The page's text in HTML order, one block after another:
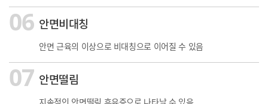
06 안면비대칭
안면 근육의 이상으로 비대칭으로 이어질 수 있음
07 안면떨림
지속적인 안면떨림 후유증으로 나타날 수 있음